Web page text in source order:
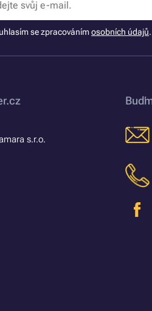
se zpracovánímosobních údajů.
s.r.o.